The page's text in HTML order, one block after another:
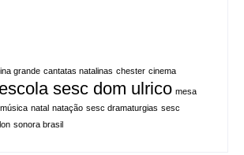
grande cantatas natalinas chester cinema
escola sesc dom ulrico mesa
música natal natação sesc dramaturgias sesc
sonora brasil